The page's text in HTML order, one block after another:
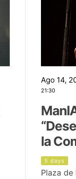
Ago 14,
21:30
la
5 days
Plaza